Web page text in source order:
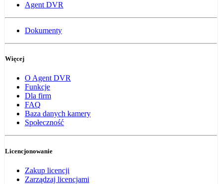
Agent DVR
Dokumenty
Więcej
O Agent DVR
Funkcje
Dla firm
FAQ
Baza danych kamery
Społeczność
Licencjonowanie
Zakup licencji
Zarządzaj licencjami